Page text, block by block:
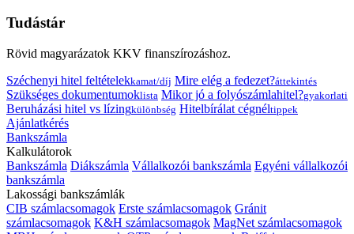
Tudástár
Rövid magyarázatok KKV finanszírozáshoz.
Széchenyi hitel feltételekkamat/díj Mire elég a fedezet?áttekintés
Szükséges dokumentumoklista Mikor jó a folyószámlahitel?gyakorlati
Beruházási hitel vs lízingkülönbség Hitelbírálat cégnéltippek
Ajánlatkérés
Bankszámla
Kalkulátorok
Bankszámla Diákszámla Vállalkozói bankszámla Egyéni vállalkozói
bankszámla
Lakossági bankszámlák
CIB számlacsomagok Erste számlacsomagok Gránit
számlacsomagok K&H számlacsomagok MagNet számlacsomagok